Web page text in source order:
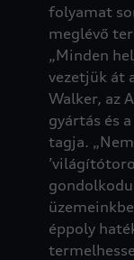
folyamat
meglévő
„Minden
vezetjük át
Walker, az
gyártás és
tagja.
éppoly